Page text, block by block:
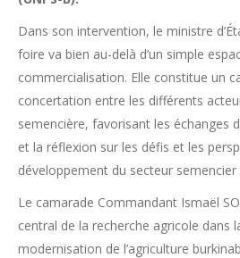
Dans son intervention, le ministre
foire va bien au-delà d’un simple
commercialisation. Elle constitue un
concertation entre les différents
semencière, favorisant les échanges
et la réflexion sur les défis et les
développement du secteur semencier
Le camarade Commandant Ismaël
central de la recherche agricole dans
modernisation de l’agriculture